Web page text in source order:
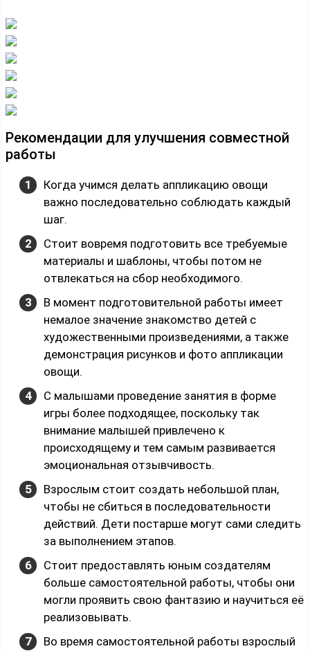
Рекомендации для улучшения совместной
работы
Когда учимся делать аппликацию овощи
важно последовательно соблюдать каждый
шаг.
Стоит вовремя подготовить все требуемые
материалы и шаблоны, чтобы потом не
отвлекаться на сбор необходимого.
В момент подготовительной работы имеет
немалое значение знакомство детей с
художественными произведениями, а также
демонстрация рисунков и фото аппликации
овощи.
С малышами проведение занятия в форме
игры более подходящее, поскольку так
внимание малышей привлечено к
происходящему и тем самым развивается
эмоциональная отзывчивость.
Взрослым стоит создать небольшой план,
чтобы не сбиться в последовательности
действий. Дети постарше могут сами следить
за выполнением этапов.
Стоит предоставлять юным создателям
больше самостоятельной работы, чтобы они
могли проявить свою фантазию и научиться её
реализовывать.
Во время самостоятельной работы взрослый